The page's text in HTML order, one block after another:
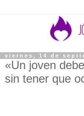
viernes, 14 de
«Un joven
sin tener que